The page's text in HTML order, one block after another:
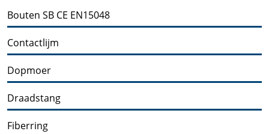
Bouten SB CE EN15048
Contactlijm
Dopmoer
Draadstang
Fiberring